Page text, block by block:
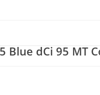
dCi 95 MT